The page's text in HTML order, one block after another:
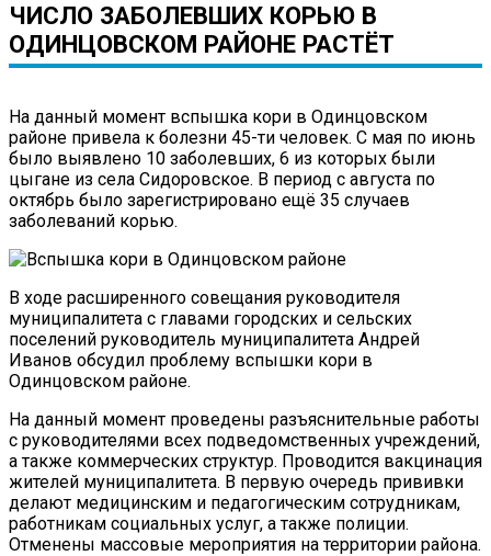
ЧИСЛО ЗАБОЛЕВШИХ КОРЬЮ В
ОДИНЦОВСКОМ РАЙОНЕ РАСТЁТ
На данный момент вспышка кори в Одинцовском
районе привела к болезни 45-ти человек. С мая по июнь
было выявлено 10 заболевших, 6 из которых были
цыгане из села Сидоровское. В период с августа по
октябрь было зарегистрировано ещё 35 случаев
заболеваний корью.
В ходе расширенного совещания руководителя
муниципалитета с главами городских и сельских
поселений руководитель муниципалитета Андрей
Иванов обсудил проблему вспышки кори в
Одинцовском районе.
На данный момент проведены разъяснительные работы
с руководителями всех подведомственных учреждений,
а также коммерческих структур. Проводится вакцинация
жителей муниципалитета. В первую очередь прививки
делают медицинским и педагогическим сотрудникам,
работникам социальных услуг, а также полиции.
Отменены массовые мероприятия на территории района.